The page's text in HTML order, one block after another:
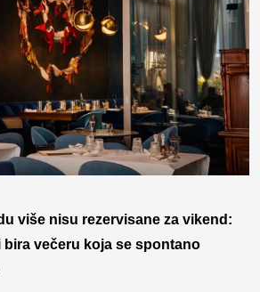
više nisu rezervisane za vikend:
večeru koja se spontano